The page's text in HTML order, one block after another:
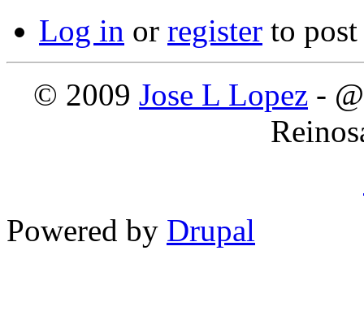
Log in or register to
© 2009 Jose L Lopez -
Powered by Drupal